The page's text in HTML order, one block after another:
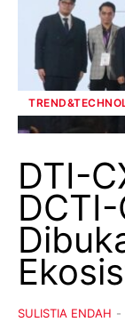
DTI-
SULISTIA ENDAH -